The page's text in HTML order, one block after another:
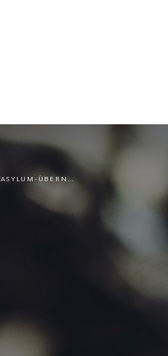
AURELIUS SCHLIESST DIE FOOTASYLUM-ÜBERNAHME VON JD SPORTS AB